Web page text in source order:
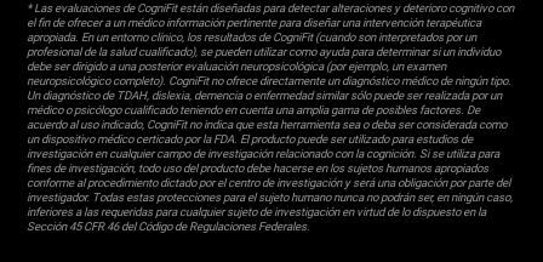
* Las evaluaciones de CogniFit están diseñadas para detectar alteraciones y deterioro cognitivo con
el fin de ofrecer a un médico información pertinente para diseñar una intervención terapéutica
apropiada. En un entorno clínico, los resultados de CogniFit (cuando son interpretados por un
profesional de la salud cualificado), se pueden utilizar como ayuda para determinar si un individuo
debe ser dirigido a una posterior evaluación neuropsicológica (por ejemplo, un examen
neuropsicológico completo). CogniFit no ofrece directamente un diagnóstico médico de ningún tipo.
Un diagnóstico de TDAH, dislexia, demencia o enfermedad similar sólo puede ser realizada por un
médico o psicólogo cualificado teniendo en cuenta una amplia gama de posibles factores. De
acuerdo al uso indicado, CogniFit no indica que esta herramienta sea o deba ser considerada como
un dispositivo médico certicado por la FDA. El producto puede ser utilizado para estudios de
investigación en cualquier campo de investigación relacionado con la cognición. Si se utiliza para
fines de investigación, todo uso del producto debe hacerse en los sujetos humanos apropiados
conforme al procedimiento dictado por el centro de investigación y será una obligación por parte del
investigador. Todas estas protecciones para el sujeto humano nunca no podrán ser, en ningún caso,
inferiores a las requeridas para cualquier sujeto de investigación en virtud de lo dispuesto en la
Sección 45 CFR 46 del Código de Regulaciones Federales.